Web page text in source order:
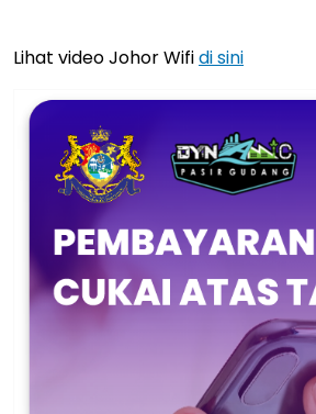
Lihat video Johor Wifidi sini